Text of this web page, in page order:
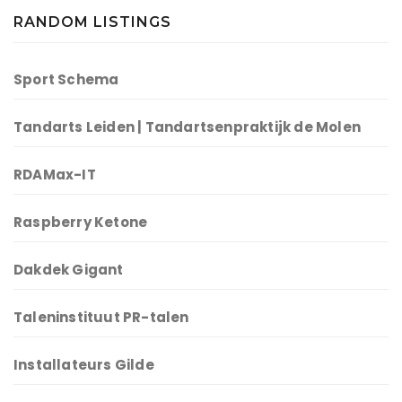
RANDOM LISTINGS
Sport Schema
Tandarts Leiden | Tandartsenpraktijk de Molen
RDAMax-IT
Raspberry Ketone
Dakdek Gigant
Taleninstituut PR-talen
Installateurs Gilde